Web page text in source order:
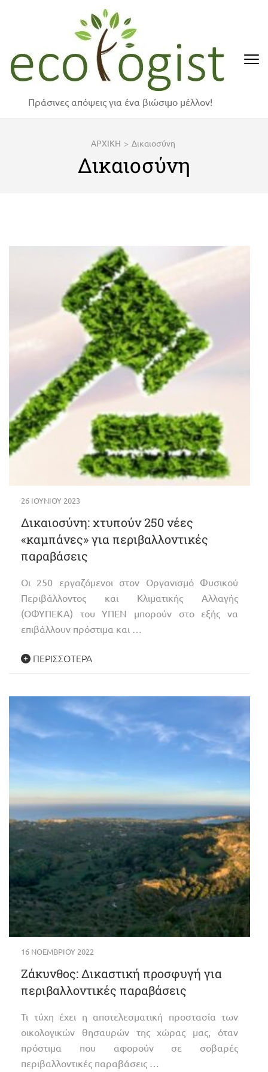
Enter)
Πράσινες απόψεις για ένα βιώσιμο μέλλον!
ΑΡΧΙΚΗ > Δικαιοσύνη
Δικαιοσύνη
26 ΙΟΥΝΊΟΥ 2023
Δικαιοσύνη: χτυπούν 250 νέες
«καμπάνες» για περιβαλλοντικές
παραβάσεις
Οι 250 εργαζόμενοι στον Οργανισμό Φυσικού
Περιβάλλοντος και Κλιματικής Αλλαγής
(ΟΦΥΠΕΚΑ) του ΥΠΕΝ μπορούν στο εξής να
επιβάλλουν πρόστιμα και …
ΠΕΡΙΣΣΌΤΕΡΑ
16 ΝΟΕΜΒΡΊΟΥ 2022
Ζάκυνθος: Δικαστική προσφυγή για
περιβαλλοντικές παραβάσεις
Τι τύχη έχει η αποτελεσματική προστασία των
οικολογικών θησαυρών της χώρας μας, όταν
πρόστιμα που αφορούν σε σοβαρές
περιβαλλοντικές παραβάσεις …